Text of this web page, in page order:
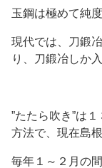
玉鋼は極めて純
現代では、刀鍛
り、刀鍛冶しか
”たたら吹き”は
方法で、現在島
毎年１～２月の